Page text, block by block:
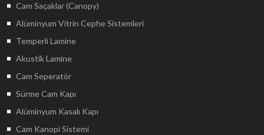
Cam Saçaklar (Canopy)
Alüminyum Vitrin Cephe Sistemleri
Temperli Lamine
Akustik Lamine
Cam Seperatör
Sürme Cam Kapı
Alüminyum Kasalı Kapı
Cam Kanopi Sistemi